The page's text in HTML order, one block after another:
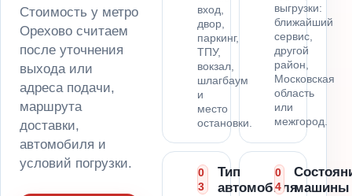
Стоимость у метро
Орехово считаем
после уточнения
выхода или
адреса подачи,
маршрута
доставки,
автомобиля и
условий погрузки.
вход,
двор,
паркинг,
ТПУ,
вокзал,
шлагбаум
и
место
остановки.
выгрузки:
ближайший
сервис,
другой
район,
Московская
область
или
межгород.
0
3
Тип
автомобиля
0
4
машины